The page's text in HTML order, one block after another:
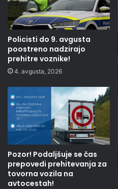
Policisti do 9. avgusta
poostreno nadzirajo
prehitre voznike!
4. avgusta, 2026
Pozor! Podaljšuje se čas
prepovedi prehitevanja za
tovorna vozila na
avtocestah!